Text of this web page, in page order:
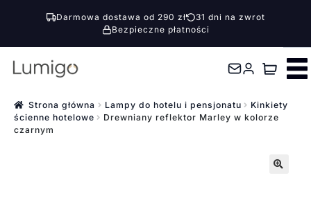
Darmowa dostawa od 290 zł
31 dni na zwrot
Bezpieczne płatności
Przejdź
nawigacji
Przejdź
treści Strona główna Lampy do hotelu i pensjonatu
Kinkiety
ścienne hotelowe
Drewniany reflektor Marley w kolorze
czarnym